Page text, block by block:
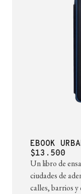
EBOOK
$13.500
Un libro de
ciudades de
calles, barrios